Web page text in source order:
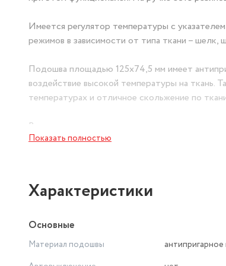
Имеется регулятор температуры с
режимов в зависимости от типа ткани – шелк,
Подошва площадью 125х74,5 мм имеет
воздействие высокой температуры на ткань.
температурах и отличное скольжение по
В комплекте с утюгом поставляется
защиту поверхности мебели от возможных
распашонки станет особым удовольствием.
объемом 40 мл с удобной крышкой, которая
подачи пара. Во время глажения утюг будет
Показать полностью
Характеристики
Основные
Материал подошвы